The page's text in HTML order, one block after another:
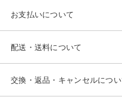
お支払いについて
配送・送料について
交換・返品・キャンセルにつ